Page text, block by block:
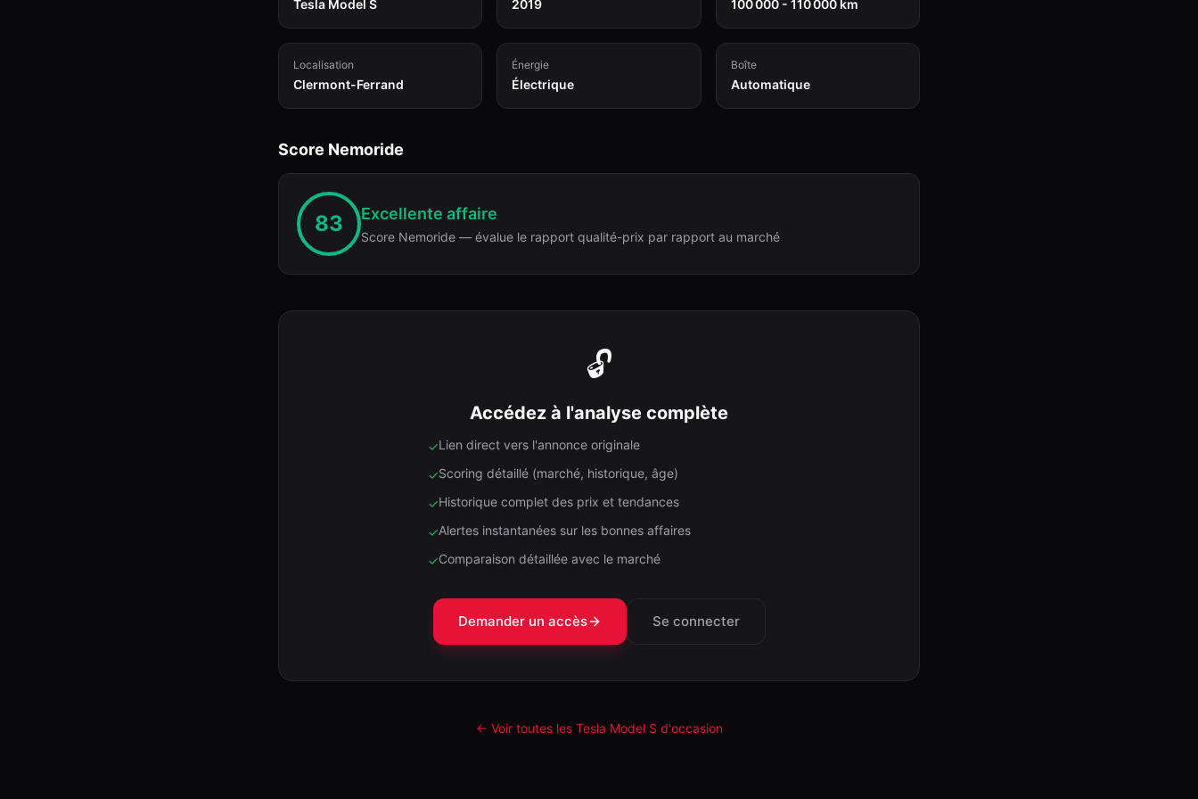
Tesla Model S 2019 100 000 - 110 000 km
Localisation
Clermont-Ferrand
Énergie
Électrique
Boîte
Automatique
Score Nemoride
83 Excellente affaire
Score Nemoride — évalue le rapport qualité-prix par rapport au marché
🔓
Accédez à l'analyse complète
✓Lien direct vers l'annonce originale
✓Scoring détaillé (marché, historique, âge)
✓Historique complet des prix et tendances
✓Alertes instantanées sur les bonnes affaires
✓Comparaison détaillée avec le marché
Demander un accès Se connecter
← Voir toutes les Tesla Model S d'occasion